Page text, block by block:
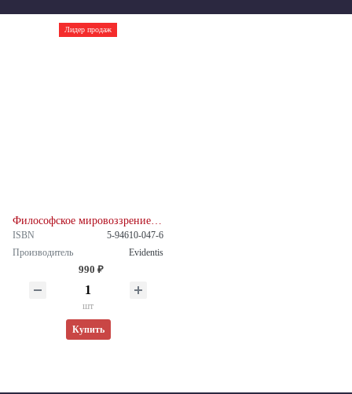
Лидер продаж
Философское мировоззрение Гете
ISBN
5-94610-047-6
Производитель
Evidentis
990 ₽
шт
Купить